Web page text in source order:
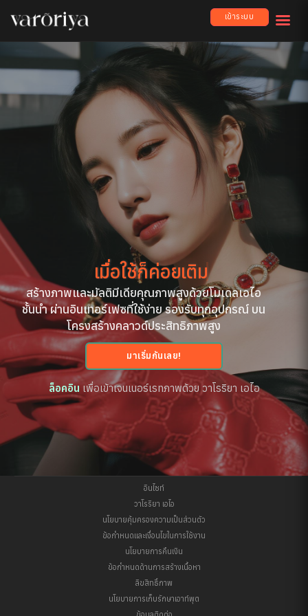
เข้าระบบ
เมื่อใช้ก็ค่อย
สร้างภาพและมัลติมีเดียคุณภาพสูงด้วยโมเดลเอไอ
ชั้นนำ ผ่านอินเทอร์เฟซที่ใช้ง่าย รองรับทุกอุปกรณ์ บน
โครงสร้างคลาวด์ประสิทธิภาพสูง
มาเริ่มกันเลย!
ล็อคอิน เพื่อเข้าเจนเนอร์เรทภาพด้วย วาโรริยา เอไอ
อินไซท์
วาโรริยา เอไอ
นโยบายคุ้มครองความเป็นส่วนตัว
ข้อกำหนดและเงื่อนไขในการใช้งาน
นโยบายการคืนเงิน
ข้อกำหนดด้านการสร้างเนื้อหา
ลิขสิทธิ์ภาพ
นโยบายการเก็บรักษาเอาท์พุต